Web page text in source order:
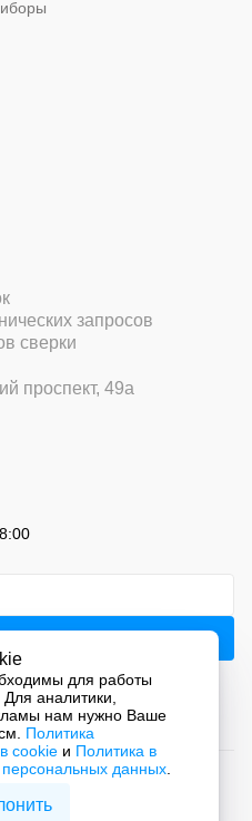
запросов
сверки
проспект, 49а
вы соглашаетесь с
данных
для работы
аналитики,
нам нужно Ваше
Политика
cookie и Политика в
данных